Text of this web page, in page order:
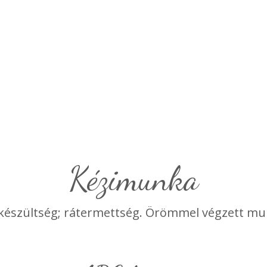
kézimunka
rátermettség. Örömmel végzett